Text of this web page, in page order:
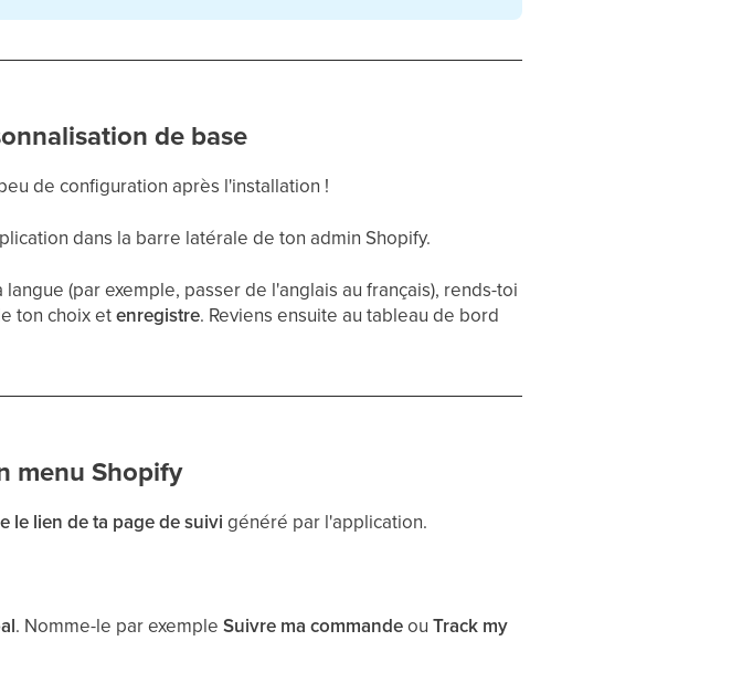
de base
de configuration après l'installation !
dans la barre latérale de ton admin Shopify.
(par exemple, passer de l'anglais au français), rends-toi
ton choix etenregistre. Reviens ensuite au tableau de bord
menu Shopify
le lien de ta page de suivi généré par l'application.
. Nomme-le par exempleSuivre ma commandeouTrack my